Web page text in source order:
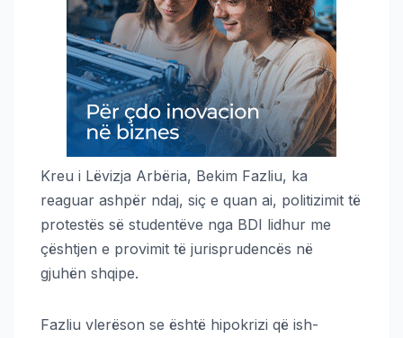
Kreu i Lëvizja Arbëria, Bekim Fazliu, ka
reaguar ashpër ndaj, siç e quan ai, politizimit të
protestës së studentëve nga BDI lidhur me
çështjen e provimit të jurisprudencës në
gjuhën shqipe.
Fazliu vlerëson se është hipokrizi që ish-